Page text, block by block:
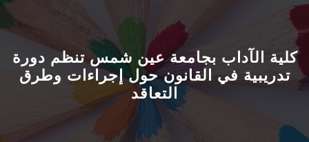
القطاعات
كلية الآداب بجامعة عين شمس تنظم دورة
تدريبية في القانون حول إجراءات وطرق
التعاقد